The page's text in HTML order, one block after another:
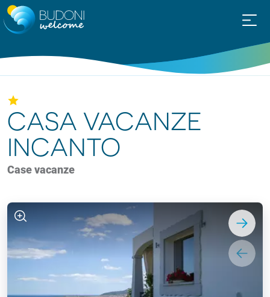
CASA VACANZE
INCANTO
Case vacanze